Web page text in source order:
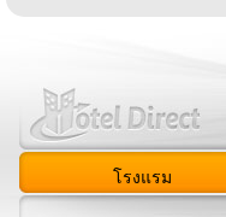
โรงแรม